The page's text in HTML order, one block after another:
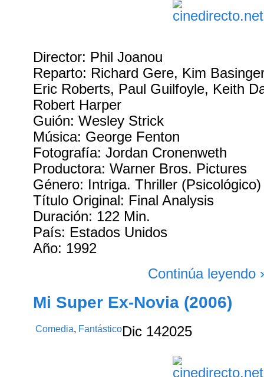
Director: Phil Joanou
Reparto: Richard Gere, Kim
Eric Roberts, Paul Guilfoyle, Keith
Robert Harper
Guión: Wesley Strick
Música: George Fenton
Fotografía: Jordan Cronenweth
Productora: Warner Bros. Pictures
Género: Intriga. Thriller (Psicológico)
Título Original: Final Analysis
Duración: 122 Min.
País: Estados Unidos
Año: 1992
Continúa leyendo
Mi Super Ex-Novia (2006)
Comedia, Fantástico Dic 142025